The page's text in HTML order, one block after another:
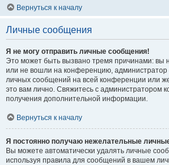
Вернуться к началу
Личные сообщения
Я не могу отправить личные сообщения!
Это может быть вызвано тремя причинами: вы
или не вошли на конференцию, администратор
личных сообщений на всей конференции или
это вам лично. Свяжитесь с администратором
получения дополнительной информации.
Вернуться к началу
Я постоянно получаю нежелательные
Вы можете автоматически удалять личные
используя правила для сообщений в вашем